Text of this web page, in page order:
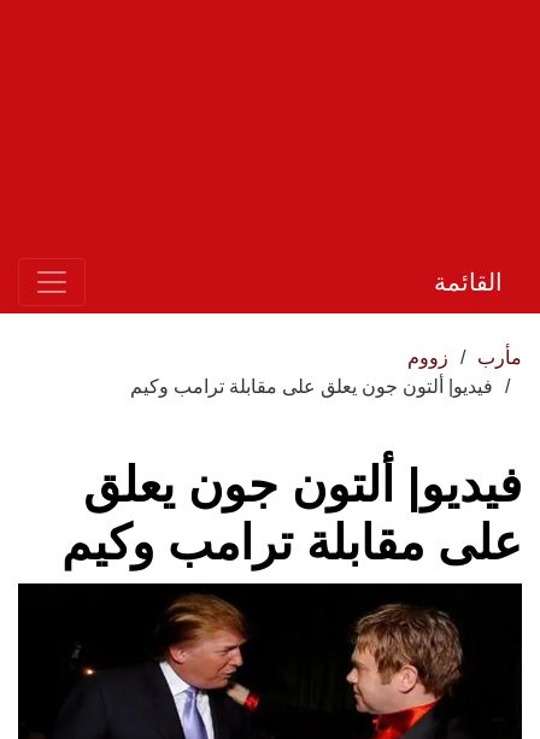
القائمة
مأرب
زووم
فيديو| ألتون جون يعلق على مقابلة ترامب وكيم
فيديو| ألتون جون يعلق
على مقابلة ترامب وكيم